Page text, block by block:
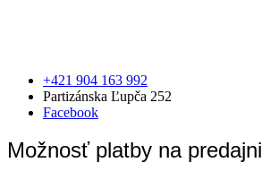
+421 904 163 992
Partizánska Ľupča 252
Facebook
Možnosť platby na predajni